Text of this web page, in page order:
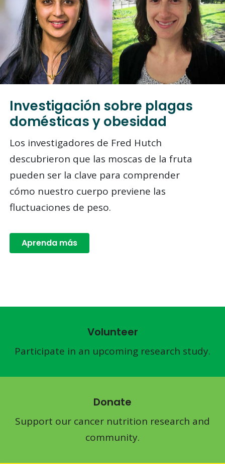
Investigación sobre plagas
domésticas y obesidad
Los investigadores de Fred Hutch
descubrieron que las moscas de la fruta
pueden ser la clave para comprender
cómo nuestro cuerpo previene las
fluctuaciones de peso.
Aprenda más
Volunteer
Participate in an upcoming research study.
Donate
Support our cancer nutrition research and
community.